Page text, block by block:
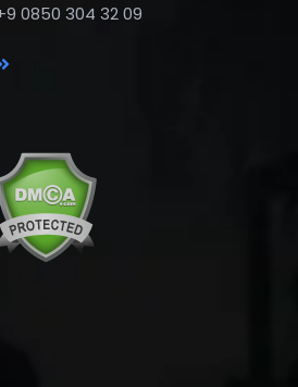
0850 304 32 09